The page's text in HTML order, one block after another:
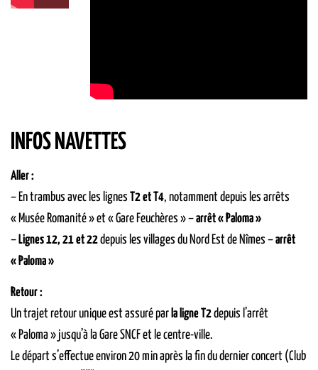
INFOS NAVETTES
Aller :
– En trambus avec les lignes T2 et T4, notamment depuis les arrêts
« Musée Romanité » et « Gare Feuchères » –arrêt « Paloma »
– Lignes 12, 21 et 22depuis les villages du Nord Est de Nîmes –arrêt
« Paloma »
Retour :
Un trajet retour unique est assuré par la ligne T2depuis l’arrêt
« Paloma » jusqu’à la Gare SNCF et le centre-ville.
Le départ s’effectue environ 20 min après la fin du dernier concert (Club